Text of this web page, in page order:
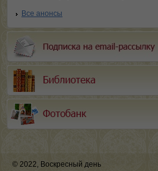
Все анонсы
© 2022, Воскресный день